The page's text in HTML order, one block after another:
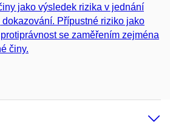
jako výsledek rizika v jednání
Přípustné riziko jako
se zaměřením zejména
činy.